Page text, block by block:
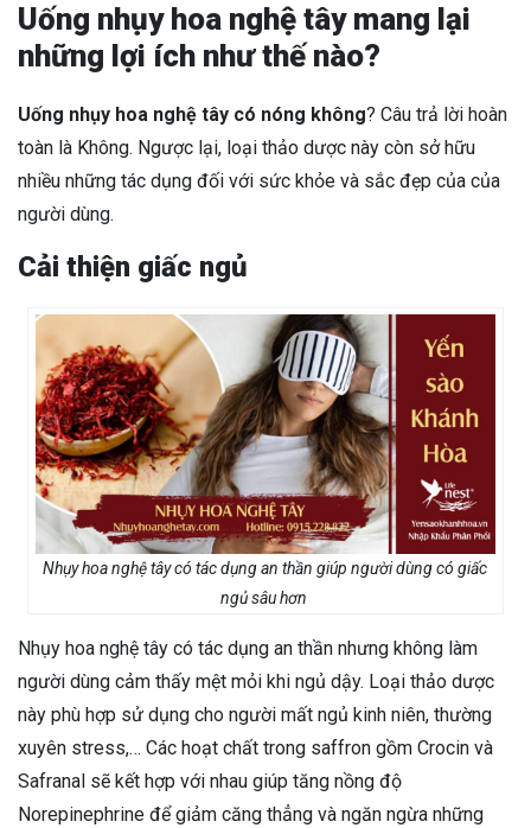
Uống nhụy hoa nghệ tây mang lại
những lợi ích như thế nào?
Uống nhụy hoa nghệ tây có nóng không? Câu trả lời hoàn
toàn là Không. Ngược lại, loại thảo dược này còn sở hữu
nhiều những tác dụng đối với sức khỏe và sắc đẹp của của
người dùng.
Cải thiện giấc ngủ
Nhụy hoa nghệ tây có tác dụng an thần giúp người dùng có giấc
ngủ sâu hơn
Nhụy hoa nghệ tây có tác dụng an thần nhưng không làm
người dùng cảm thấy mệt mỏi khi ngủ dậy. Loại thảo dược
này phù hợp sử dụng cho người mất ngủ kinh niên, thường
xuyên stress,… Các hoạt chất trong saffron gồm Crocin và
Safranal sẽ kết hợp với nhau giúp tăng nồng độ
Norepinephrine để giảm căng thẳng và ngăn ngừa những